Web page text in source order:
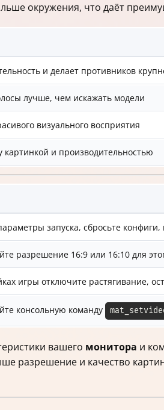
окружения, что даёт
и делает противников
лучше, чем искажать модели
визуального восприятия
и производительностью
запуска, сбросьте конфиги,
разрешение 16:9 или 16:10 для
игры отключите растягивание,
консольную команду
вашего монитора и
разрешение и качество